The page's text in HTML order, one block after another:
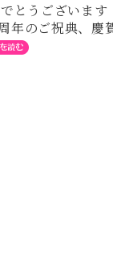
とうございま
のご祝典、慶